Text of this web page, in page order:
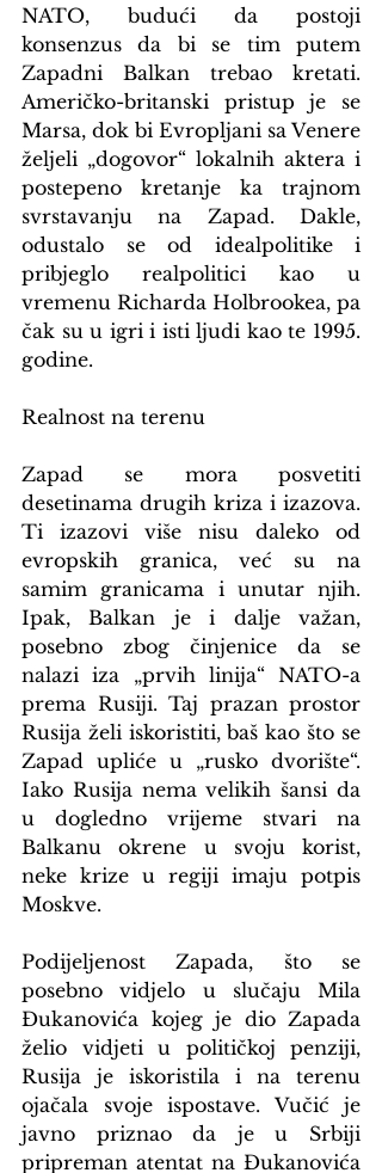
NATO, budući da postoji
konsenzus da bi se tim putem
Zapadni Balkan trebao kretati.
Američko-britanski pristup je se
Marsa, dok bi Evropljani sa Venere
željeli „dogovor“ lokalnih aktera i
postepeno kretanje ka trajnom
svrstavanju na Zapad. Dakle,
odustalo se od idealpolitike i
pribjeglo realpolitici kao u
vremenu Richarda Holbrookea, pa
čak su u igri i isti ljudi kao te 1995.
godine.
Realnost na terenu
Zapad se mora posvetiti
desetinama drugih kriza i izazova.
Ti izazovi više nisu daleko od
evropskih granica, već su na
samim granicama i unutar njih.
Ipak, Balkan je i dalje važan,
posebno zbog činjenice da se
nalazi iza „prvih linija“ NATO-a
prema Rusiji. Taj prazan prostor
Rusija želi iskoristiti, baš kao što se
Zapad upliće u „rusko dvorište“.
Iako Rusija nema velikih šansi da
u dogledno vrijeme stvari na
Balkanu okrene u svoju korist,
neke krize u regiji imaju potpis
Moskve.
Podijeljenost Zapada, što se
posebno vidjelo u slučaju Mila
Đukanovića kojeg je dio Zapada
želio vidjeti u političkoj penziji,
Rusija je iskoristila i na terenu
ojačala svoje ispostave. Vučić je
javno priznao da je u Srbiji
pripreman atentat na Đukanovića